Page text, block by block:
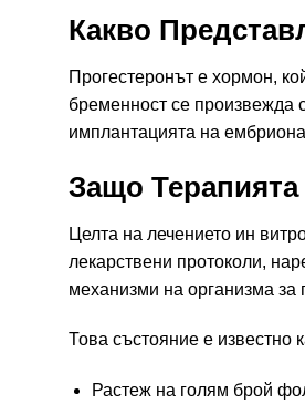
Какво
Прогестеронът е хормон,
бременност се произвежда
имплантацията на
Защо
Целта на лечението ин
лекарствени протоколи,
механизми на организма за
Това състояние е известно
Растеж на голям брой